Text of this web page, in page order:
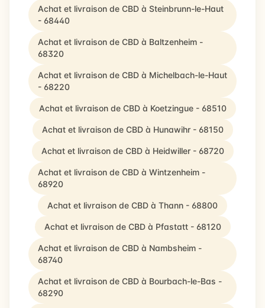
Achat et livraison de CBD à Steinbrunn-le-Haut
- 68440
Achat et livraison de CBD à Baltzenheim -
68320
Achat et livraison de CBD à Michelbach-le-Haut
- 68220
Achat et livraison de CBD à Koetzingue - 68510
Achat et livraison de CBD à Hunawihr - 68150
Achat et livraison de CBD à Heidwiller - 68720
Achat et livraison de CBD à Wintzenheim -
68920
Achat et livraison de CBD à Thann - 68800
Achat et livraison de CBD à Pfastatt - 68120
Achat et livraison de CBD à Nambsheim -
68740
Achat et livraison de CBD à Bourbach-le-Bas -
68290